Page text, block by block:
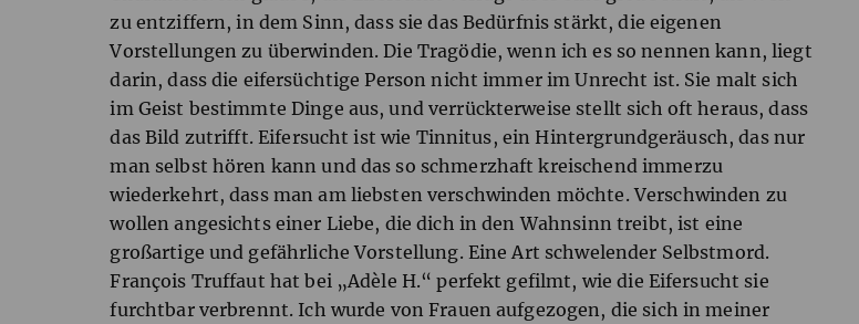
zu entziffern, in dem Sinn, dass sie das Bedürfnis stärkt, die eigenen
Vorstellungen zu überwinden. Die Tragödie, wenn ich es so nennen kann, liegt
darin, dass die eifersüchtige Person nicht immer im Unrecht ist. Sie malt sich
im Geist bestimmte Dinge aus, und verrückterweise stellt sich oft heraus, dass
das Bild zutrifft. Eifersucht ist wie Tinnitus, ein Hintergrundgeräusch, das nur
man selbst hören kann und das so schmerzhaft kreischend immerzu
wiederkehrt, dass man am liebsten verschwinden möchte. Verschwinden zu
wollen angesichts einer Liebe, die dich in den Wahnsinn treibt, ist eine
großartige und gefährliche Vorstellung. Eine Art schwelender Selbstmord.
François Truffaut hat bei „Adèle H.“ perfekt gefilmt, wie die Eifersucht sie
furchtbar verbrennt. Ich wurde von Frauen aufgezogen, die sich in meiner